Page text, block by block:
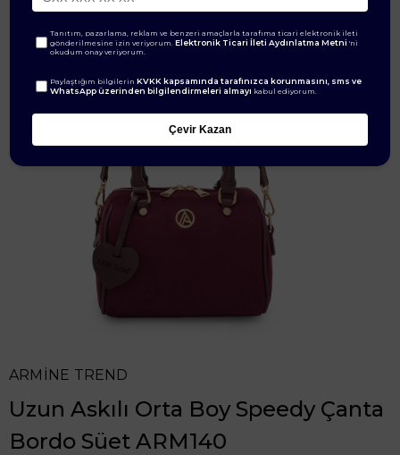
ARMİNE TREND
Uzun Askılı Orta Boy Speedy Çanta
Bordo Süet ARM140
Tanıtım, pazarlama, reklam ve benzeri amaçlarla tarafıma ticari elektronik ileti
gönderilmesine izin veriyorum.Elektronik Ticari İleti Aydınlatma Metni 'ni
okudum onay veriyorum.
Paylaştığım bilgilerinKVKK kapsamında tarafınızca korunmasını, sms ve
WhatsApp üzerinden bilgilendirmeleri almayı kabul ediyorum.
Çevir Kazan